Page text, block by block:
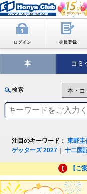
ログイン 会員登録
本 コミ
検索
注目のキーワード： 東野圭
ゲッターズ 2027 ｜十二国
【ご